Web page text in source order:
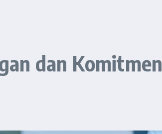
dan Komitmen